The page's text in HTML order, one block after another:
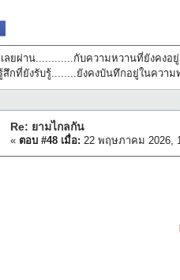
เลยผ่าน............กับความหวานที่ยังคงอยู่
สึกที่ยังรับรู้........ยังคงบันทึกอยู่ในความ
Re: ยามไกลกัน
« ตอบ #48 เมื่อ: 22 พฤษภาคม 2026,